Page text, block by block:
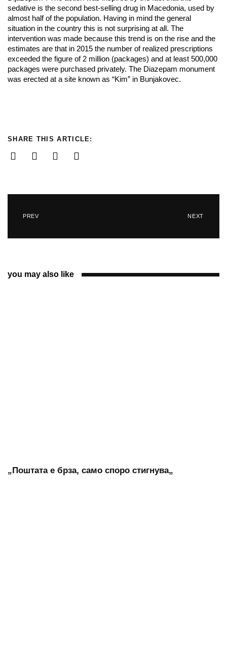
sedative is the second best-selling drug in Macedonia, used by
almost half of the population. Having in mind the general
situation in the country this is not surprising at all. The
intervention was made because this trend is on the rise and the
estimates are that in 2015 the number of realized prescriptions
exceeded the figure of 2 million (packages) and at least 500,000
packages were purchased privately. The Diazepam monument
was erected at a site known as “Kim” in Bunjakovec.
SHARE THIS ARTICLE:
PREV NEXT
you may also like
„Поштата е брза, само споро стигнува„